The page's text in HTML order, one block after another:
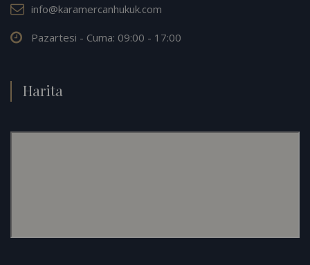
info@karamercanhukuk.com
Pazartesi - Cuma: 09:00 - 17:00
Harita